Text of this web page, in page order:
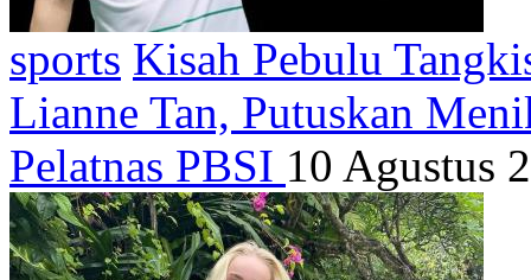
sports Kisah Pebulu
Lianne Tan, Putuskan
Pelatnas PBSI 10 Agustus